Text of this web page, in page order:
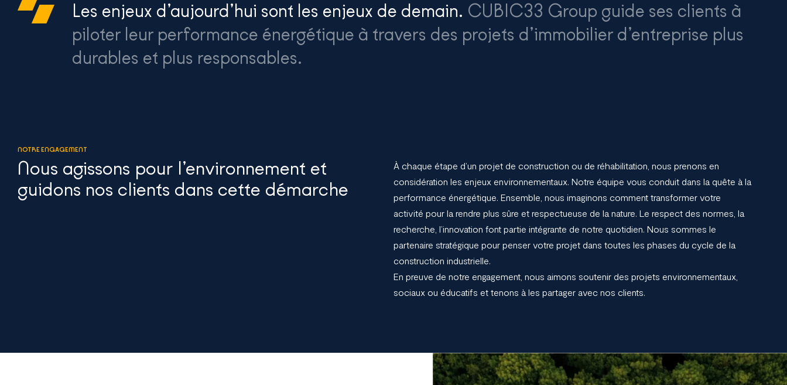
Les enjeux d’aujourd’hui sont les enjeux de demain. CUBIC33 Group guide ses clients à
piloter leur performance énergétique à travers des projets d’immobilier d’entreprise plus
durables et plus responsables.
NOTRE ENGAGEMENT
Nous agissons pour l’environnement et
guidons nos clients dans cette démarche
À chaque étape d’un projet de construction ou de réhabilitation, nous prenons en
considération les enjeux environnementaux. Notre équipe vous conduit dans la quête à la
performance énergétique. Ensemble, nous imaginons comment transformer votre
activité pour la rendre plus sûre et respectueuse de la nature. Le respect des normes, la
recherche, l’innovation font partie intégrante de notre quotidien. Nous sommes le
partenaire stratégique pour penser votre projet dans toutes les phases du cycle de la
construction industrielle.
En preuve de notre engagement, nous aimons soutenir des projets environnementaux,
sociaux ou éducatifs et tenons à les partager avec nos clients.